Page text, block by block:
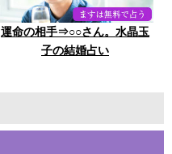
運命の相手⇒○○さん。水晶玉
子の結婚占い